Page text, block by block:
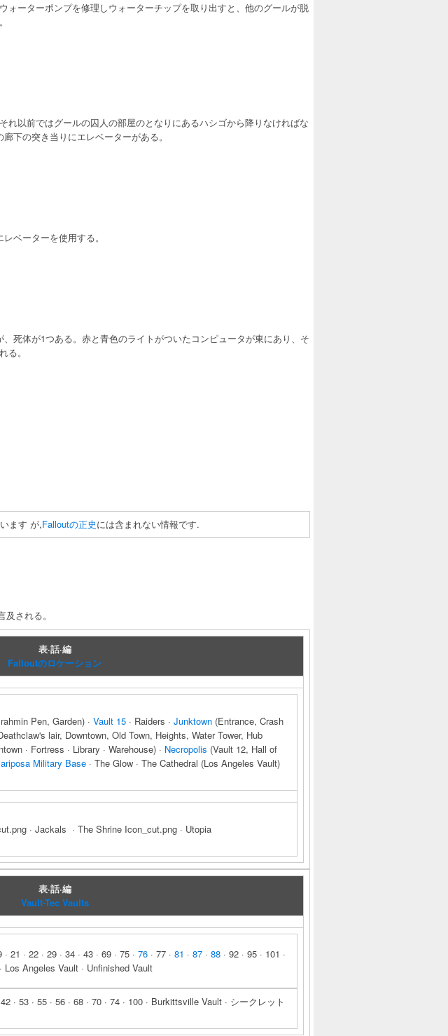
ォーターポンプを修理しウォーターチップを取り出すと、他のグールが脱
れ以前ではグールの囚人の部屋のとなりにあるハシゴから降りなければな
下の突き当りにエレベーターがある。
ベーターを使用する。
死体が1つある。赤と青色のライトがついたコンピュータが東にあり、そ
る。
ます が,Falloutの正史には含まれない情報です.
される。
表·話·編
Falloutのロケーション
Pen, Garden) · Vault 15 · Raiders · Junktown (Entrance, Crash
lair, Downtown, Old Town, Heights, Water Tower, Hub
· Fortress · Library · Warehouse) · Necropolis (Vault 12, Hall of
Military Base · The Glow · The Cathedral (Los Angeles Vault)
· Jackals · The Shrine Icon_cut.png · Utopia
表·話·編
Vault-Tec Vaults
· 21 · 22 · 29 · 34 · 43 · 69 · 75 · 76 · 77 · 81 · 87 · 88 · 92 · 95 · 101 ·
Los Angeles Vault · Unfinished Vault
42 · 53 · 55 · 56 · 68 · 70 · 74 · 100 · Burkittsville Vault · シークレット